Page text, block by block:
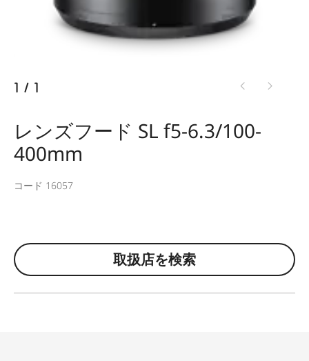
1 / 1
レンズフード SL f5-6.3/100-
400mm
コード 16057
取扱店を検索